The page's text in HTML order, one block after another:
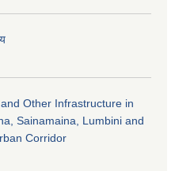
Other Infrastructure in
Sainamaina, Lumbini and
Corridor